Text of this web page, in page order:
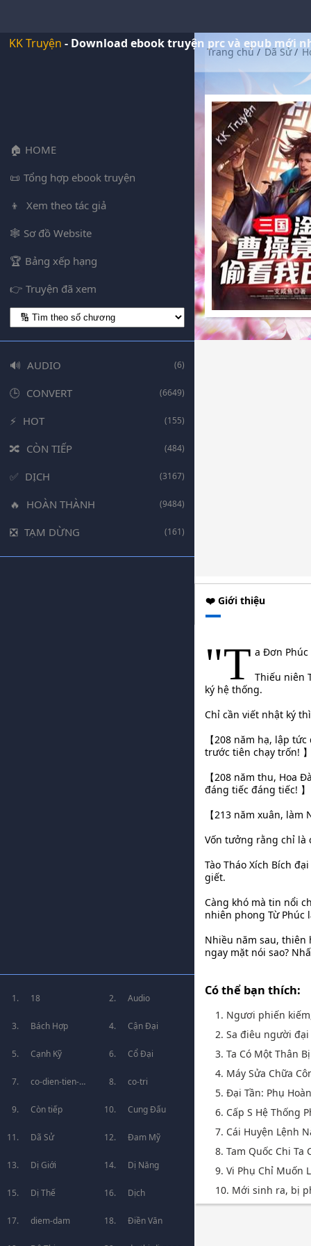
KK Truyện - Download ebook truyện prc và epub mới
HOME
Tổng hợp ebook truyện
Xem theo tác giả
Sơ đồ Website
Bảng xếp hạng
Truyện đã xem
AUDIO (6)
CONVERT (6649)
HOT (155)
CÒN TIẾP (484)
DỊCH (3167)
HOÀN THÀNH (9484)
TẠM DỪNG (161)
18 Audio
Bách Hợp Cận Đại
Cạnh Kỹ Cổ Đại
co-dien-tien-
hiep
co-tri
Còn tiếp Cung Đấu
Dã Sử Đam Mỹ
Dị Giới Dị Năng
Dị Thế Dịch
diem-dam Điền Văn
Trang chủ/ Dã Sử/
❤️ Giới thiệu
"T a Đơn
Thiếu niên
ký hệ thống.
Chỉ cần viết nhật ký
【208 năm hạ, lập
trước tiên chạy trốn! 】
【208 năm thu, Hoa
đáng tiếc đáng tiếc! 】
【213 năm xuân,
Vốn tưởng rằng chỉ
Tào Tháo Xích Bích
giết.
Càng khó mà tin nổi
nhiên phong Từ Phúc
Nhiều năm sau, thiên
ngay mặt nói sao?
Có thể bạn thích:
1. Ngươi phiến
2. Sa điêu người
3. Ta Có Một Thân
4. Máy Sửa Chữa
5. Đại Tần: Phụ
6. Cấp S Hệ Thống
7. Cái Huyện Lệnh
8. Tam Quốc Chi Ta
9. Vi Phụ Chỉ Muốn
10. Mới sinh ra, bị